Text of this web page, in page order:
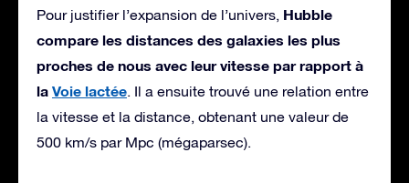
Pour justifier l’expansion de l’univers, Hubble
compare les distances des galaxies les plus
proches de nous avec leur vitesse par rapport à
la Voie lactée. Il a ensuite trouvé une relation entre
la vitesse et la distance, obtenant une valeur de
500 km/s par Mpc (mégaparsec).